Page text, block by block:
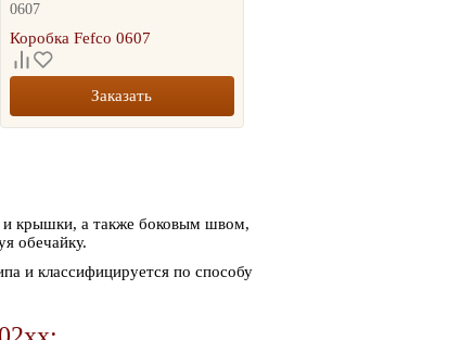
0607
Коробка Fefco 0607
Заказать
и крышки, а также боковым швом,
обечайку.
и классифицируется по способу